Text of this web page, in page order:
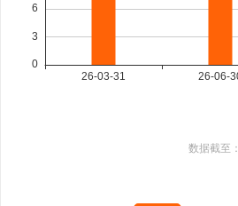
数据截至：